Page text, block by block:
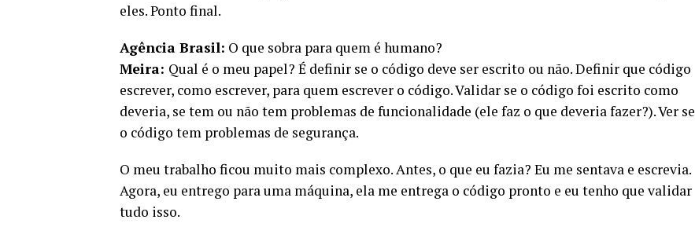
eles. Ponto final.
Agência Brasil: O que sobra para quem é humano?
Meira: Qual é o meu papel? É definir se o código deve ser escrito ou não. Definir que código
escrever, como escrever, para quem escrever o código. Validar se o código foi escrito como
deveria, se tem ou não tem problemas de funcionalidade (ele faz o que deveria fazer?). Ver se
o código tem problemas de segurança.
O meu trabalho ficou muito mais complexo. Antes, o que eu fazia? Eu me sentava e escrevia.
Agora, eu entrego para uma máquina, ela me entrega o código pronto e eu tenho que validar
tudo isso.